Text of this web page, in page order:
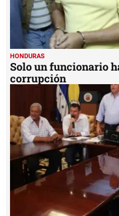
HONDURAS
Solo un funcionario
corrupción